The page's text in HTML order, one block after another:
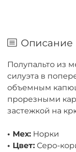
Описание
Полупальто из
силуэта в
объемным
прорезными
застежкой на
• Мех: Норки
• Цвет: Серо-